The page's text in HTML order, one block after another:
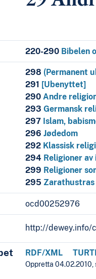
litterære former
220-290 Bibelen
298 (Permanent
291 [Ubenyttet]
290Andre
293Germansk
297 Islam,
296Jødedom
292 Klassisk
294 Religioner
299 Religioner
295Zarathustras
ocd00252976
http://
RDF/XML
Oppretta 04.02.2010,